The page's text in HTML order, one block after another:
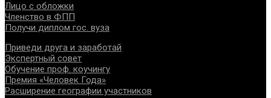
Лицо с обложки
Членство в ФПП
Получи диплом гос. вуза
Приведи друга и заработай
Экспертный совет
Обучение проф. коучингу
Премия «Человек Года»
Расширение географии участников